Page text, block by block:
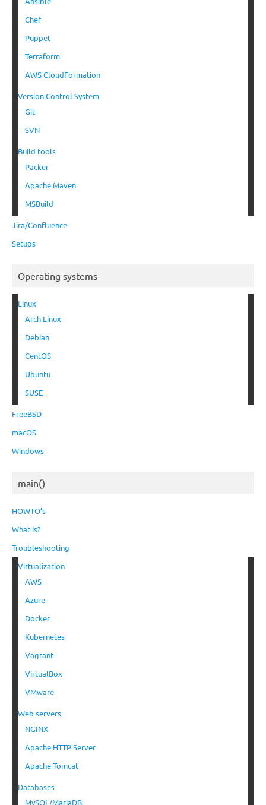
Chef
Puppet
Terraform
AWS CloudFormation
Version Control System
Git
SVN
Build tools
Packer
Apache Maven
MSBuild
Jira/Confluence
Setups
Operating systems
Linux
Arch Linux
Debian
CentOS
Ubuntu
SUSE
FreeBSD
macOS
Windows
main()
HOWTO’s
What is?
Troubleshooting
Virtualization
AWS
Azure
Docker
Kubernetes
Vagrant
VirtualBox
VMware
Web servers
NGINX
Apache HTTP Server
Apache Tomcat
Databases
MySQL/MariaDB